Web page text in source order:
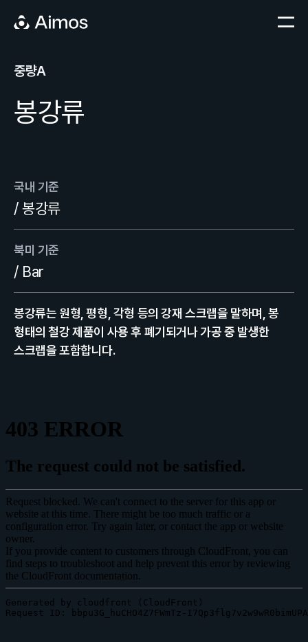
중량A
봉강류
국내 기준
/ 봉강류
북미 기준
/ Bar
봉강류는 원형, 평형, 각형 등의 강재 스크랩을 말하며, 봉
형태의 철강 제품이 사용 후 폐기되거나 가공 중 발생한
스크랩을 포함합니다.